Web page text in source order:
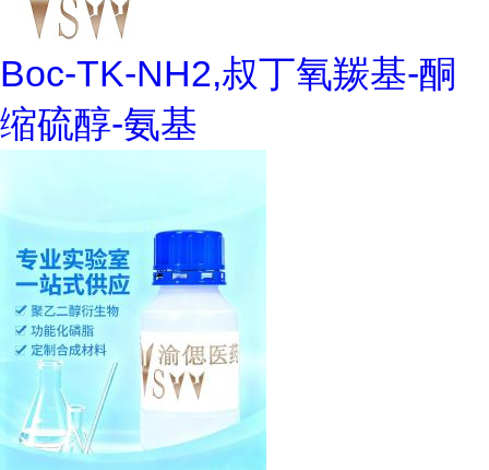
Boc-TK-NH2,叔丁氧羰基-酮
缩硫醇-氨基